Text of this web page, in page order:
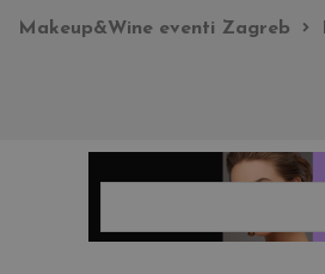
Makeup&Wine eventi Zagreb